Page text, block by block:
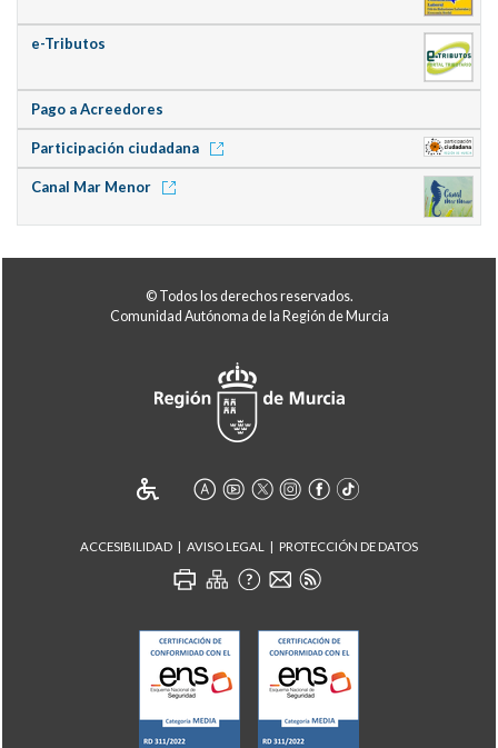
e-Tributos
Pago a Acreedores
Participación ciudadana
Canal Mar Menor
© Todos los derechos reservados.
Comunidad Autónoma de la Región de Murcia
ACCESIBILIDAD AVISO LEGAL PROTECCIÓN DE DATOS